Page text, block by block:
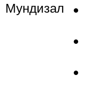
Мундизал